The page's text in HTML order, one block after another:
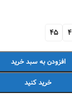
45
افزودن به سبد خرید
خرید کنید